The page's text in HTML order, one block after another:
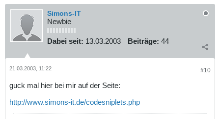
Simons-IT
Newbie
Dabei seit: 13.03.2003 Beiträge: 44
#10
21.03.2003, 11:22
guck mal hier bei mir auf der Seite:
http://www.simons-it.de/codesniplets.php